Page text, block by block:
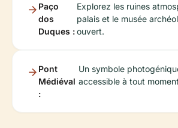
Paço
dos
Duques :
Explorez les ruines
palais et le musée
ouvert.
Pont
Médiéval
:
Un symbole
accessible à tout